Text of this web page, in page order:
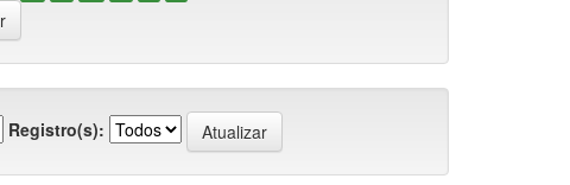
Registro(s):